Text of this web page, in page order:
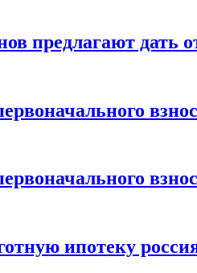
предлагают дать
ипотеку